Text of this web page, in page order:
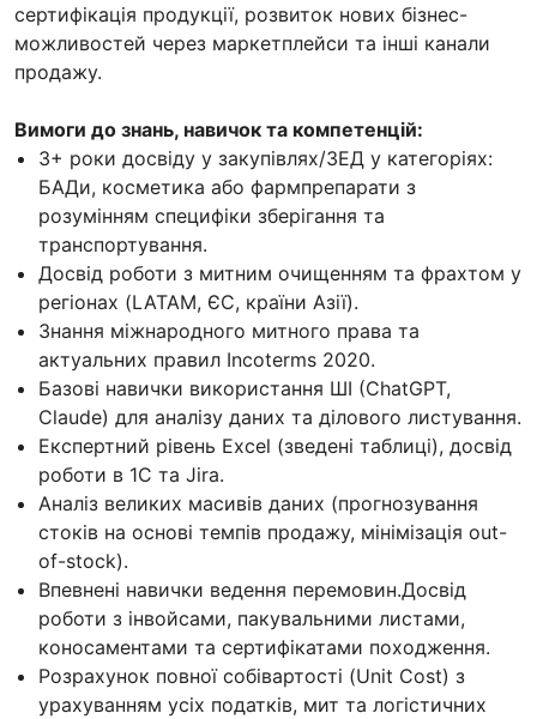
сертифікація продукції, розвиток нових бізнес-
можливостей через маркетплейси та інші канали
продажу.
Вимоги до знань, навичок та компетенцій:
3+ роки досвіду у закупівлях/ЗЕД у категоріях:
БАДи, косметика або фармпрепарати з
розумінням специфіки зберігання та
транспортування.
Досвід роботи з митним очищенням та фрахтом у
регіонах (LATAM, ЄС, країни Азії).
Знання міжнародного митного права та
актуальних правил Incoterms 2020.
Базові навички використання ШІ (ChatGPT,
Claude) для аналізу даних та ділового листування.
Експертний рівень Excel (зведені таблиці), досвід
роботи в 1С та Jira.
Аналіз великих масивів даних (прогнозування
стоків на основі темпів продажу, мінімізація out-
of-stock).
Впевнені навички ведення перемовин.Досвід
роботи з інвойсами, пакувальними листами,
коносаментами та сертифікатами походження.
Розрахунок повної собівартості (Unit Cost) з
урахуванням усіх податків, мит та логістичних